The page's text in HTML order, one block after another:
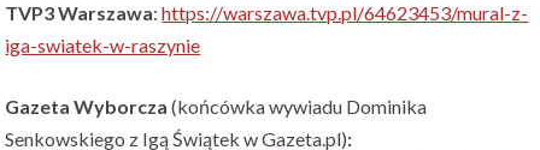
TVP3 Warszawa:https://warszawa.tvp.pl/64623453/mural-z-
iga-swiatek-w-raszynie
Gazeta Wyborcza(końcówka wywiadu Dominika
Senkowskiego z Igą Świątek w Gazeta.pl):